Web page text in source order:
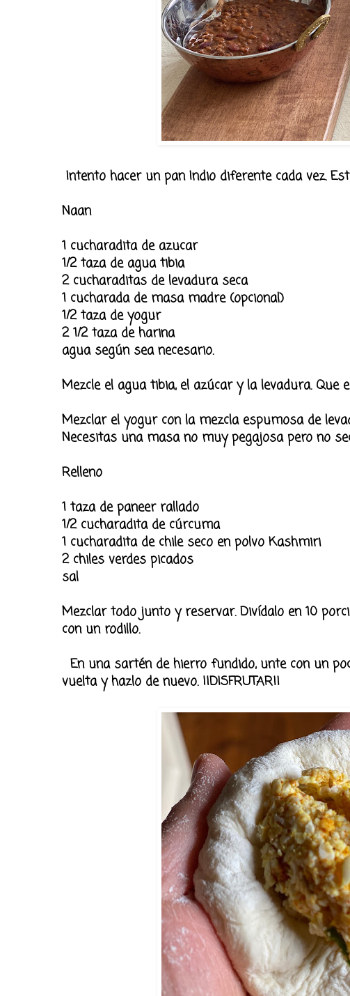
Intento hacer un pan Indio diferente cada vez.
Naan
1 cucharadita de azucar
1/2 taza de agua tibia
2 cucharaditas de levadura seca
1 cucharada de masa madre (opcional)
1/2 taza de yogur
2 1/2 taza de harina
agua según sea necesario.
Mezcle el agua tibia, el azúcar y la levadura.
Mezclar el yogur con la mezcla espumosa de
Necesitas una masa no muy pegajosa pero no
Relleno
1 taza de paneer rallado
1/2 cucharadita de cúrcuma
1 cucharadita de chile seco en polvo Kashmiri
2 chiles verdes picados
sal
Mezclar todo junto y reservar. Divídalo en 10
con un rodillo.
En una sartén de hierro fundido, unte con un
vuelta y hazlo de nuevo. ¡¡DISFRUTAR!!